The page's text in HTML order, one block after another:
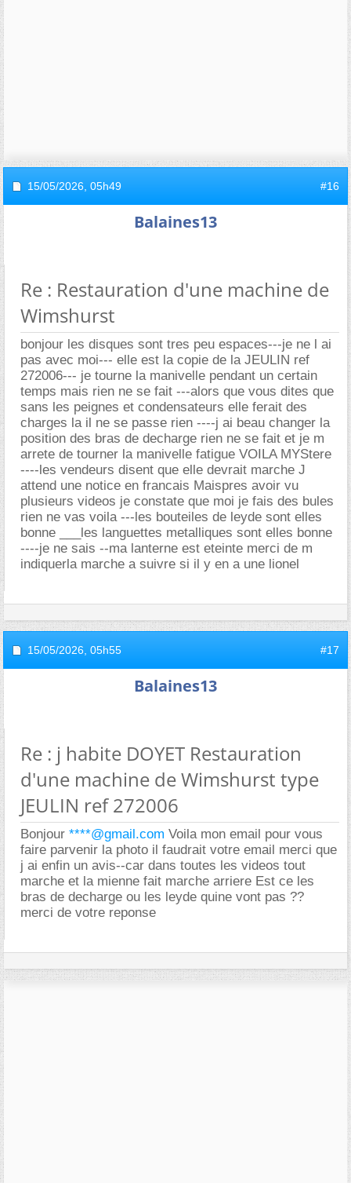
15/05/2026, 05h49 #16
Balaines13
Re : Restauration d'une machine de
Wimshurst
bonjour les disques sont tres peu espaces---je ne l ai
pas avec moi--- elle est la copie de la JEULIN ref
272006--- je tourne la manivelle pendant un certain
temps mais rien ne se fait ---alors que vous dites que
sans les peignes et condensateurs elle ferait des
charges la il ne se passe rien ----j ai beau changer la
position des bras de decharge rien ne se fait et je m
arrete de tourner la manivelle fatigue VOILA MYStere
----les vendeurs disent que elle devrait marche J
attend une notice en francais Maispres avoir vu
plusieurs videos je constate que moi je fais des bules
rien ne vas voila ---les bouteiles de leyde sont elles
bonne ___les languettes metalliques sont elles bonne
----je ne sais --ma lanterne est eteinte merci de m
indiquerla marche a suivre si il y en a une lionel
15/05/2026, 05h55 #17
Balaines13
Re : j habite DOYET Restauration
d'une machine de Wimshurst type
JEULIN ref 272006
Bonjour ****@gmail.com Voila mon email pour vous
faire parvenir la photo il faudrait votre email merci que
j ai enfin un avis--car dans toutes les videos tout
marche et la mienne fait marche arriere Est ce les
bras de decharge ou les leyde quine vont pas ??
merci de votre reponse